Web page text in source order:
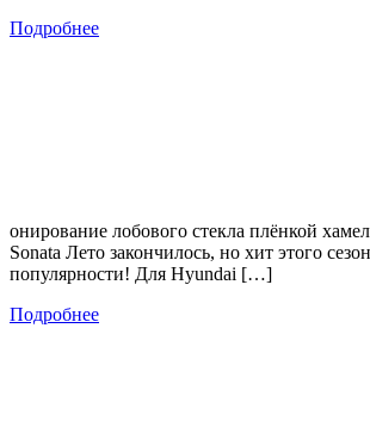
Подробнее
онирование лобового стекла плёнкой
Sonata Лето закончилось, но хит этого
популярности! Для Hyundai […]
Подробнее